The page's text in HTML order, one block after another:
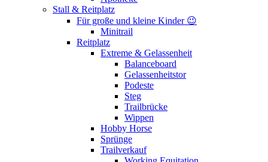
Stall & Reitplatz
Für große und kleine Kinder 😉
Minitrail
Reitplatz
Extreme & Gelassenheit
Balanceboard
Gelassenheitstor
Podeste
Steg
Trailbrücke
Wippen
Hobby Horse
Sprünge
Trailverkauf